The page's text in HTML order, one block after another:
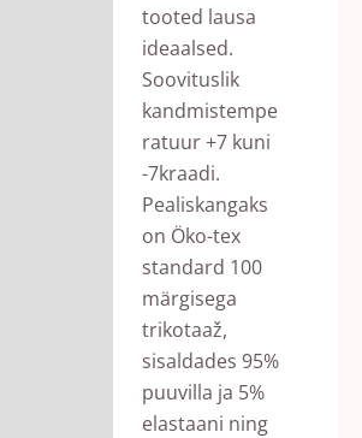
tooted lausa
ideaalsed.
Soovituslik
kandmistempe
ratuur +7 kuni
-7kraadi.
Pealiskangaks
on Öko-tex
standard 100
märgisega
trikotaaž,
sisaldades 95%
puuvilla ja 5%
elastaani ning